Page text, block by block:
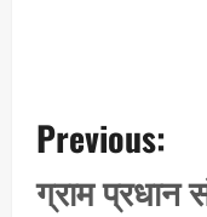
o
s
Previous:
ग्राम प्रधान